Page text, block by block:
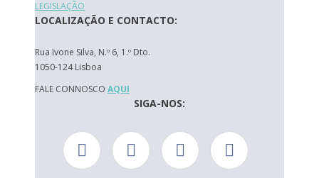
LEGISLAÇÃO
LOCALIZAÇÃO E CONTACTO:
Rua Ivone Silva, N.º 6, 1.º Dto.
1050-124 Lisboa
FALE CONNOSCO AQUI
SIGA-NOS: